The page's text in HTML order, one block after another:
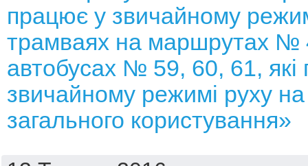
працює у звичайному
трамваях на маршрутах №
автобусах № 59, 60, 61,
звичайному режимі руху
загального користування»